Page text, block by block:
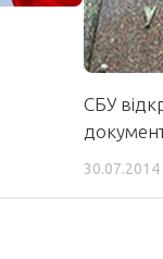
СБУ
30.07.2014